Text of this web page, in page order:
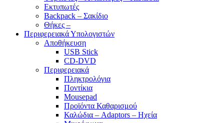
Εκτυπωτές
Backpack – Σακίδιο
Θήκες –
Περιφερειακά Υπολογιστών
Αποθήκευση
USB Stick
CD-DVD
Περιφερειακά
Πληκτρολόγια
Ποντίκια
Mousepad
Προϊόντα Καθαρισμού
Καλώδια – Adaptors – Ηχεία